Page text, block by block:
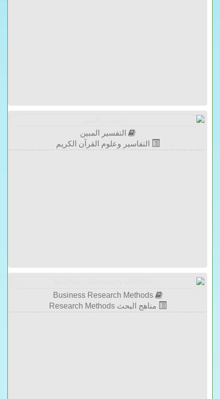
التفسير المبين
التفاسير وعلوم القرآن الكريم
Business Research Methods
مناهج البحث Research Methods